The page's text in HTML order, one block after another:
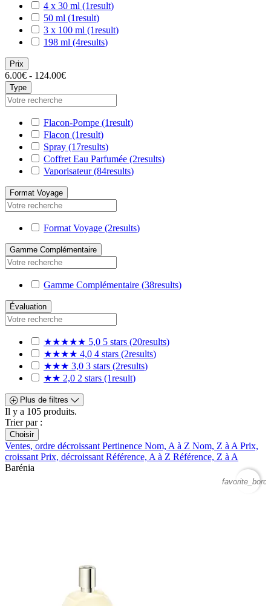
4 x 30 ml (1result)
50 ml (1result)
3 x 100 ml (1result)
198 ml (4results)
Prix
6.00€ - 124.00€
Type
Flacon-Pompe (1result)
Flacon (1result)
Spray (17results)
Coffret Eau Parfumée (2results)
Vaporisateur(84results)
Format Voyage
Format Voyage (2results)
Gamme Complémentaire
Gamme Complémentaire (38results)
Évaluation
★★★★★ 5,0 5 stars (20results)
★★★★ 4,0 4 stars (2results)
★★★ 3,0 3 stars (2results)
★★ 2,0 2 stars (1result)
Plus de filtres
Il y a 105 produits.
Trier par :
Choisir
Ventes, ordre décroissantPertinence Nom, A à Z Nom, Z à APrix,
croissantPrix, décroissantRéférence, A à Z Référence, Z à A
Barénia